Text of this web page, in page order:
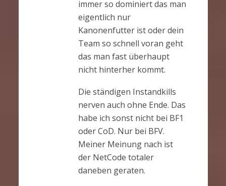
immer so dominiert das man
eigentlich nur
Kanonenfutter ist oder dein
Team so schnell voran geht
das man fast überhaupt
nicht hinterher kommt.
Die ständigen Instandkills
nerven auch ohne Ende. Das
habe ich sonst nicht bei BF1
oder CoD. Nur bei BFV.
Meiner Meinung nach ist
der NetCode totaler
daneben geraten.